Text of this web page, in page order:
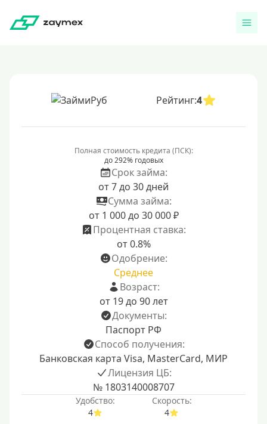
Рейтинг:4
Полная стоимость кредита (ПСК):
до 292% годовых
Срок займа:
от 7 до 30 дней
Сумма займа:
от 1 000 до 30 000 ₽
Процентная ставка:
от 0.8%
Одобрение:
Среднее
Возраст:
от 19 до 90 лет
Документы:
Паспорт РФ
Способ получения:
Банковская карта Visa, MasterCard, МИР
Лицензия ЦБ:
№ 1803140008707
Удобство:
4
Скорость:
4